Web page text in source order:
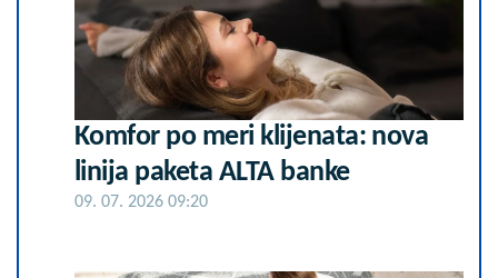
Komfor po meri klijenata: nova
linija paketa ALTA banke
09. 07. 2026 09:20